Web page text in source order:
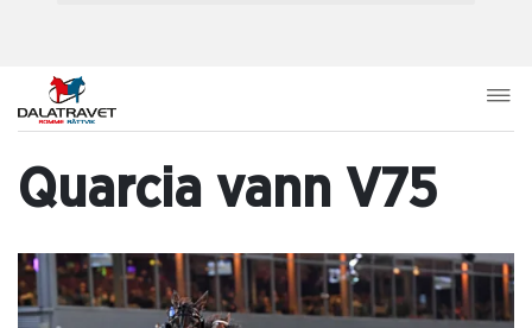
Quarcia vann V75